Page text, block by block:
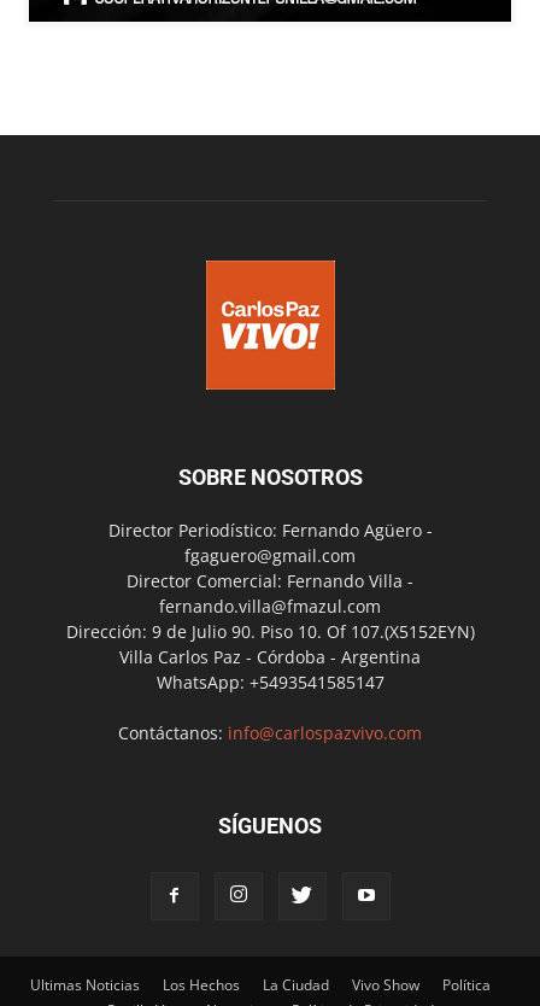
SOBRE NOSOTROS
Director Periodístico: Fernando Agüero -
fgaguero@gmail.com
Director Comercial: Fernando Villa -
fernando.villa@fmazul.com
Dirección: 9 de Julio 90. Piso 10. Of 107.(X5152EYN)
Villa Carlos Paz - Córdoba - Argentina
WhatsApp: +5493541585147
Contáctanos: info@carlospazvivo.com
SÍGUENOS
Ultimas Noticias Los Hechos La Ciudad Vivo Show
Política